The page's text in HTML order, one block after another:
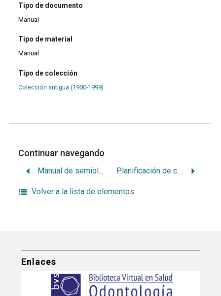
Tipo de documento
Manual
Tipo de material
Manual
Tipo de colección
Colección antigua (1900-1999)
Continuar navegando
Manual de semiología Planificación de clínica de prótesis 2
Volver a la lista de elementos
Enlaces